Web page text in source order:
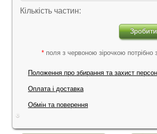
Кількість частин:
* поля з червоною зірочкою потрібно
Положення про збирання та захист
Оплата і доставка
Обмін та поверення